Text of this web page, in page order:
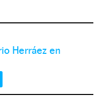
Herráez en